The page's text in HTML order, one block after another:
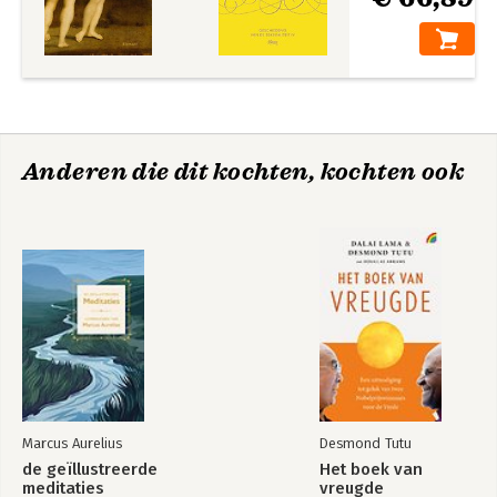
Anderen die dit kochten, kochten ook
Marcus Aurelius
de geïllustreerde
meditaties
Desmond Tutu
Het boek van
vreugde